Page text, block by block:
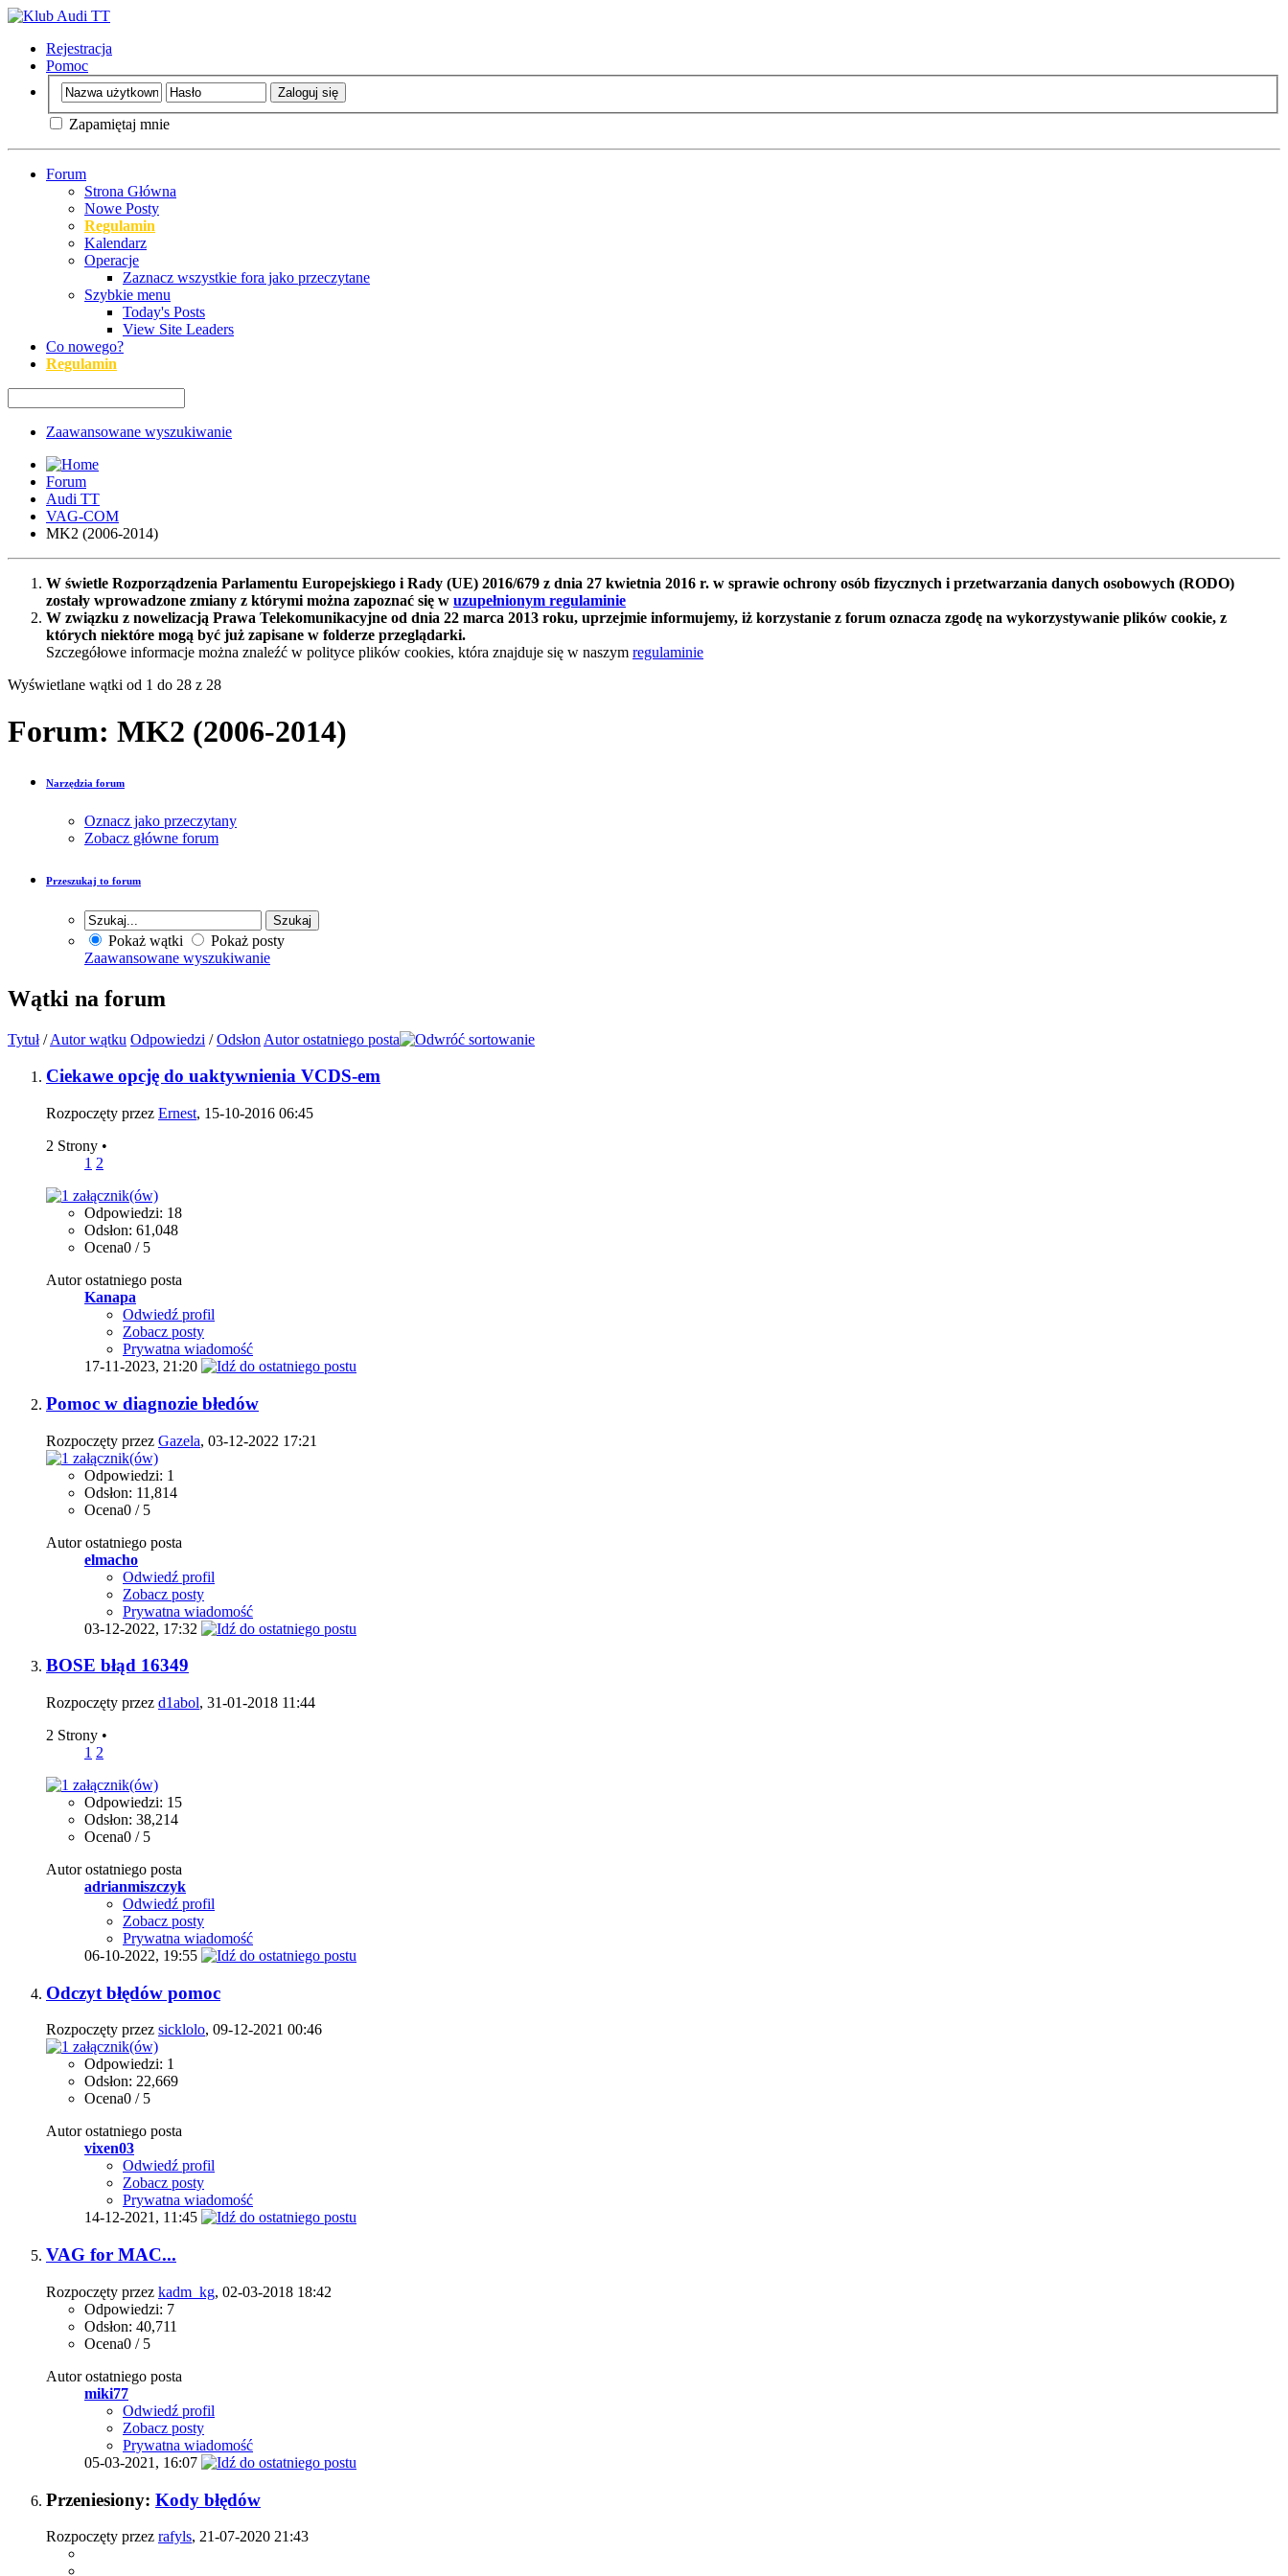
Rejestracja
Pomoc
Zapamiętaj mnie
Forum
Strona Główna
Nowe Posty
Regulamin
Kalendarz
Operacje
Zaznacz wszystkie fora jako przeczytane
Szybkie menu
Today's Posts
View Site Leaders
Co nowego?
Regulamin
Zaawansowane wyszukiwanie
Forum
Audi TT
VAG-COM
MK2 (2006-2014)
W świetle Rozporządzenia Parlamentu Europejskiego i Rady (UE) 2016/679 z dnia 27 kwietnia 2016 r. w sprawie ochrony osób fizycznych i przetwarzania danych osobowych (RODO)
zostały wprowadzone zmiany z którymi można zapoznać się w uzupełnionym regulaminie
W związku z nowelizacją Prawa Telekomunikacyjne od dnia 22 marca 2013 roku, uprzejmie informujemy, iż korzystanie z forum oznacza zgodę na wykorzystywanie plików cookie, z
których niektóre mogą być już zapisane w folderze przeglądarki.
Szczegółowe informacje można znaleźć w polityce plików cookies, która znajduje się w naszym regulaminie
Wyświetlane wątki od 1 do 28 z 28
Forum: MK2 (2006-2014)
Narzędzia forum
Oznacz jako przeczytany
Zobacz główne forum
Przeszukaj to forum
Pokaż wątki
Pokaż posty
Zaawansowane wyszukiwanie
Wątki na forum
Tytuł/Autor wątku Odpowiedzi /Odsłon Autor ostatniego posta
Ciekawe opcję do uaktywnienia VCDS-em
Rozpoczęty przez Ernest, 15-10-2016 06:45
2 Strony •
1 2
Odpowiedzi: 18
Odsłon: 61,048
Ocena0 / 5
Autor ostatniego posta
Kanapa
Odwiedź profil
Zobacz posty
Prywatna wiadomość
17-11-2023, 21:20
Pomoc w diagnozie błedów
Rozpoczęty przez Gazela, 03-12-2022 17:21
Odpowiedzi: 1
Odsłon: 11,814
Ocena0 / 5
Autor ostatniego posta
elmacho
Odwiedź profil
Zobacz posty
Prywatna wiadomość
03-12-2022, 17:32
BOSE błąd 16349
Rozpoczęty przez d1abol, 31-01-2018 11:44
2 Strony •
1 2
Odpowiedzi: 15
Odsłon: 38,214
Ocena0 / 5
Autor ostatniego posta
adrianmiszczyk
Odwiedź profil
Zobacz posty
Prywatna wiadomość
06-10-2022, 19:55
Odczyt błędów pomoc
Rozpoczęty przez sicklolo, 09-12-2021 00:46
Odpowiedzi: 1
Odsłon: 22,669
Ocena0 / 5
Autor ostatniego posta
vixen03
Odwiedź profil
Zobacz posty
Prywatna wiadomość
14-12-2021, 11:45
VAG for MAC...
Rozpoczęty przez kadm_kg, 02-03-2018 18:42
Odpowiedzi: 7
Odsłon: 40,711
Ocena0 / 5
Autor ostatniego posta
miki77
Odwiedź profil
Zobacz posty
Prywatna wiadomość
05-03-2021, 16:07
Przeniesiony: Kody błędów
Rozpoczęty przez rafyls, 21-07-2020 21:43